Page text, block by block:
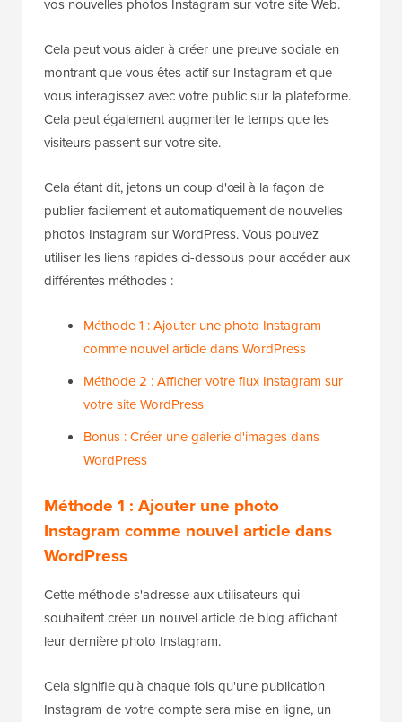
vos nouvelles photos Instagram sur votre site Web.
Cela peut vous aider à créer une preuve sociale en
montrant que vous êtes actif sur Instagram et que
vous interagissez avec votre public sur la plateforme.
Cela peut également augmenter le temps que les
visiteurs passent sur votre site.
Cela étant dit, jetons un coup d'œil à la façon de
publier facilement et automatiquement de nouvelles
photos Instagram sur WordPress. Vous pouvez
utiliser les liens rapides ci-dessous pour accéder aux
différentes méthodes :
Méthode 1 : Ajouter une photo Instagram
comme nouvel article dans WordPress
Méthode 2 : Afficher votre flux Instagram sur
votre site WordPress
Bonus : Créer une galerie d'images dans
WordPress
Méthode 1 : Ajouter une photo
Instagram comme nouvel article dans
WordPress
Cette méthode s'adresse aux utilisateurs qui
souhaitent créer un nouvel article de blog affichant
leur dernière photo Instagram.
Cela signifie qu'à chaque fois qu'une publication
Instagram de votre compte sera mise en ligne, un